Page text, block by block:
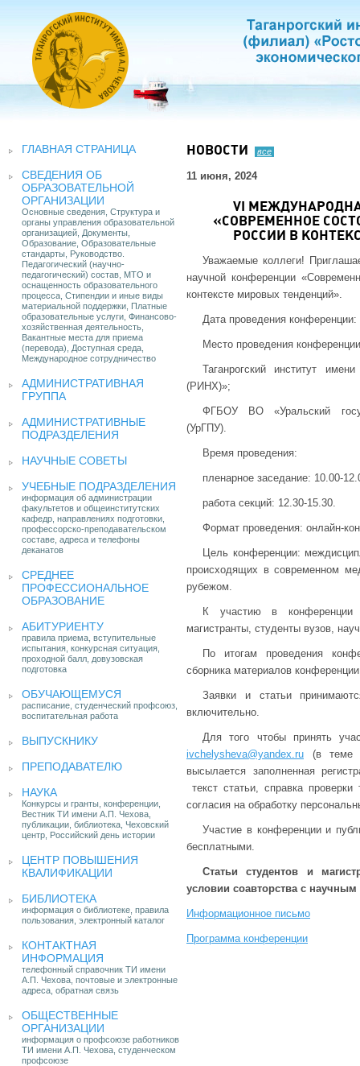
ГЛАВНАЯ СТРАНИЦА
СВЕДЕНИЯ ОБ
ОБРАЗОВАТЕЛЬНОЙ
ОРГАНИЗАЦИИ
Основные сведения, Структура и
органы управления образовательной
организацией, Документы,
Образование, Образовательные
стандарты, Руководство.
Педагогический (научно-
педагогический) состав, МТО и
оснащенность образовательного
процесса, Стипендии и иные виды
материальной поддержки, Платные
образовательные услуги, Финансово-
хозяйственная деятельность,
Вакантные места для приема
(перевода), Доступная среда,
Международное сотрудничество
АДМИНИСТРАТИВНАЯ
ГРУППА
АДМИНИСТРАТИВНЫЕ
ПОДРАЗДЕЛЕНИЯ
НАУЧНЫЕ СОВЕТЫ
УЧЕБНЫЕ ПОДРАЗДЕЛЕНИЯ
информация об администрации
факультетов и общеинститутских
кафедр, направлениях подготовки,
профессорско-преподавательском
составе, адреса и телефоны
деканатов
СРЕДНЕЕ
ПРОФЕССИОНАЛЬНОЕ
ОБРАЗОВАНИЕ
АБИТУРИЕНТУ
правила приема, вступительные
испытания, конкурсная ситуация,
проходной балл, довузовская
подготовка
ОБУЧАЮЩЕМУСЯ
расписание, студенческий профсоюз,
воспитательная работа
ВЫПУСКНИКУ
ПРЕПОДАВАТЕЛЮ
НАУКА
Конкурсы и гранты, конференции,
Вестник ТИ имени А.П. Чехова,
публикации, библиотека, Чеховский
центр, Российский день истории
ЦЕНТР ПОВЫШЕНИЯ
КВАЛИФИКАЦИИ
БИБЛИОТЕКА
информация о библиотеке, правила
пользования, электронный каталог
КОНТАКТНАЯ
ИНФОРМАЦИЯ
телефонный справочник ТИ имени
А.П. Чехова, почтовые и электронные
адреса, обратная связь
ОБЩЕСТВЕННЫЕ
ОРГАНИЗАЦИИ
информация о профсоюзе работников
ТИ имени А.П. Чехова, студенческом
профсоюзе
НОВОСТИ все
11 июня, 2024
VI
«СОВРЕМЕННОЕ
РОССИИ В
Уважаемые коллеги!
научной конференции
контексте мировых тенденций».
Дата проведения конференции:
Место проведения
Таганрогский институт
(РИНХ)»;
ФГБОУ ВО «Уральский
(УрГПУ).
Время проведения:
пленарное заседание: 10.00-
работа секций: 12.30-15.30.
Формат проведения: онлайн-
Цель конференции:
происходящих в современном
рубежом.
К участию в конференции
магистранты, студенты вузов,
По итогам проведения
сборника материалов
Заявки и статьи
включительно.
Для того чтобы принять
ivchelysheva@yandex.ru (в теме
высылается заполненная
текст статьи, справка
согласия на обработку
Участие в конференции и
бесплатными.
Статьи студентов и
условии соавторства с
Информационное письмо
Программа конференции